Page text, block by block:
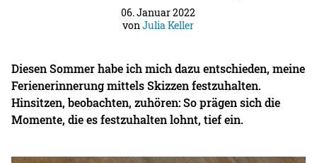
06. Januar 2022
vonJulia Keller
Diesen Sommer habe ich mich dazu entschieden, meine
Ferienerinnerung mittels Skizzen festzuhalten.
Hinsitzen, beobachten, zuhören: So prägen sich die
Momente, die es festzuhalten lohnt, tief ein.